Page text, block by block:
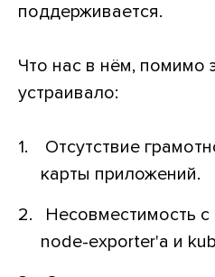
поддерживается.
Что нас в нём, помимо
устраивало:
Отсутствие
карты приложений.
Несовместимость
node-exporter'a и